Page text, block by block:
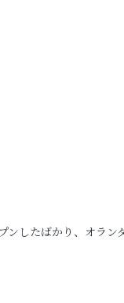
ンしたばかり、オラン